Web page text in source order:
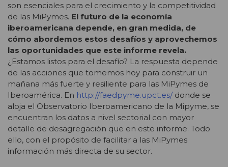
son esenciales para el crecimiento y la competitividad
de las MiPymes. El futuro de la economía
iberoamericana depende, en gran medida, de
cómo abordemos estos desafíos y aprovechemos
las oportunidades que este informe revela.
¿Estamos listos para el desafío? La respuesta depende
de las acciones que tomemos hoy para construir un
mañana más fuerte y resiliente para las MiPymes de
Iberoamérica. En http://faedpyme.upct.es/donde se
aloja el Observatorio Iberoamericano de la Mipyme, se
encuentran los datos a nivel sectorial con mayor
detalle de desagregación que en este informe. Todo
ello, con el propósito de facilitar a las MiPymes
información más directa de su sector.